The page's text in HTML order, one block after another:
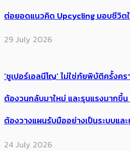
ต่อยอดแนวคิด Upcycling มอบชีวิต
29 July 2026
‘ซูเปอร์เอลนีโญ’ ไม่ใช่ภัยพิบัติครั้งค
ต้อง​วนกลับมาใหม่ และรุนแรงมากขึ้
ต้องวางแผนรับมืออย่างเป็นระบบแล
24 July 2026